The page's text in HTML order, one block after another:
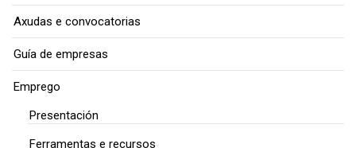
Axudas e convocatorias
Guía de empresas
Emprego
Presentación
Ferramentas e recursos